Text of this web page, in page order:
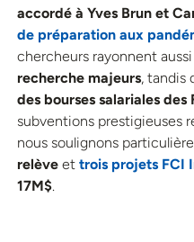
accordé à Yves Brun et
de préparation aux
chercheurs rayonnent aussi
recherche majeurs, tandis
des bourses salariales des
subventions prestigieuses
nous soulignons
relève et trois projets FCI
17M$.